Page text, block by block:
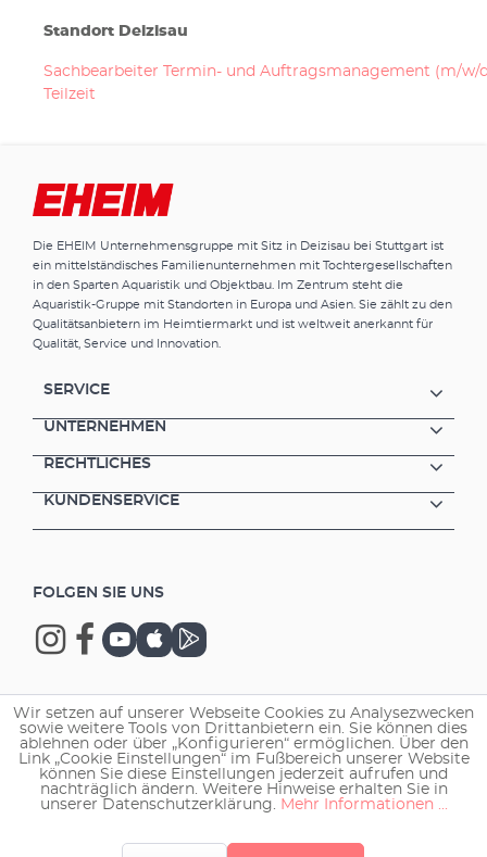
Standort Deizisau
Sachbearbeiter Termin- und Auftragsmanagement (m/w/
Teilzeit
Die EHEIM Unternehmensgruppe mit Sitz in Deizisau bei Stuttgart ist
ein mittelständisches Familienunternehmen mit Tochtergesellschaften
in den Sparten Aquaristik und Objektbau. Im Zentrum steht die
Aquaristik-Gruppe mit Standorten in Europa und Asien. Sie zählt zu den
Qualitätsanbietern im Heimtiermarkt und ist weltweit anerkannt für
Qualität, Service und Innovation.
SERVICE
UNTERNEHMEN
RECHTLICHES
KUNDENSERVICE
FOLGEN SIE UNS
Copyright © 2026 EHEIM GmbH & Co. KG.
Wir setzen auf unserer Webseite Cookies zu Analysezwecken
sowie weitere Tools von Drittanbietern ein. Sie können dies
ablehnen oder über „Konfigurieren“ ermöglichen. Über den
Link „Cookie Einstellungen“ im Fußbereich unserer Website
können Sie diese Einstellungen jederzeit aufrufen und
nachträglich ändern. Weitere Hinweise erhalten Sie in
unserer Datenschutzerklärung. Mehr Informationen ...